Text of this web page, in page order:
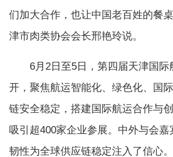
们加大合作，也让中国老百姓的餐
津市肉类协会会长邢艳玲说。
6月2日至5日，第四届天津国际
开，聚焦航运智能化、绿色化、国
链安全稳定，搭建国际航运合作与
吸引超400家企业参展。中外与会
韧性为全球供应链稳定注入了信心。